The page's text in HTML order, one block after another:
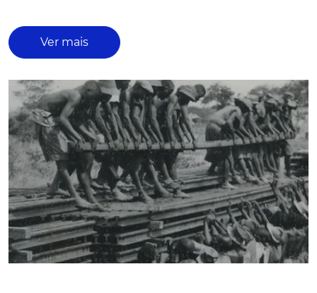
Ver mais